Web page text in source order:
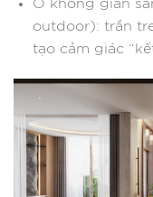
Ở không gian
outdoor): trần
tạo cảm giác